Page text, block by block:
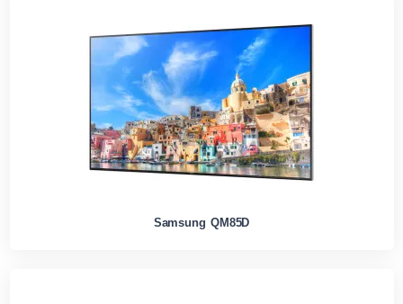
Samsung QM85D